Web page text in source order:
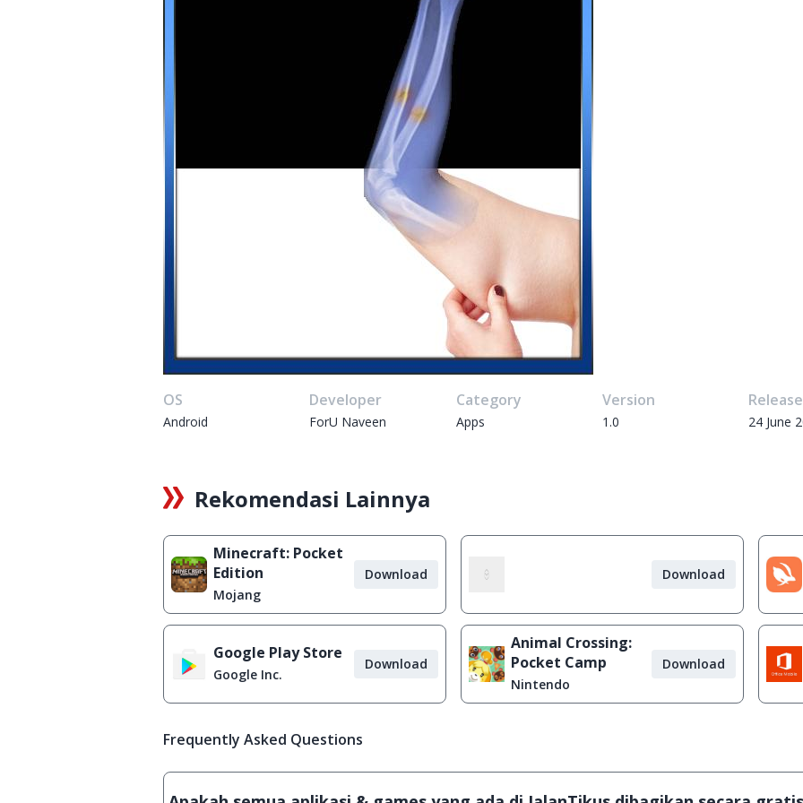
OS
Android
Developer
ForU Naveen
Category
Apps
Version
1.0
Release
24 June
Rekomendasi Lainnya
Minecraft: Pocket
Edition
Mojang
Download Download
Google Play Store
Google Inc.
Download
Animal Crossing:
Pocket Camp
Nintendo
Download
Frequently Asked Questions